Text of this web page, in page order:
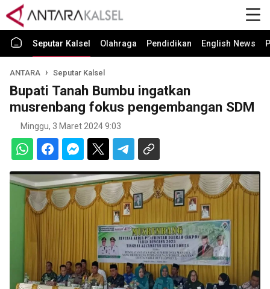
Seputar Kalsel Olahraga Pendidikan English News
ANTARA Seputar Kalsel
Bupati Tanah Bumbu ingatkan
musrenbang fokus pengembangan SDM
Minggu, 3 Maret 2024 9:03